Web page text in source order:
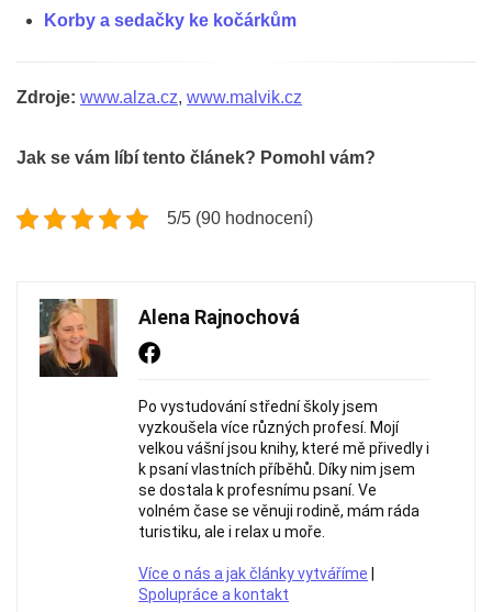
Korby a sedačky ke kočárkům
Zdroje: www.alza.cz, www.malvik.cz
Jak se vám líbí tento článek? Pomohl vám?
5/5 (90 hodnocení)
Alena Rajnochová
Po vystudování střední školy jsem
vyzkoušela více různých profesí. Mojí
velkou vášní jsou knihy, které mě přivedly i
k psaní vlastních příběhů. Díky nim jsem
se dostala k profesnímu psaní. Ve
volném čase se věnuji rodině, mám ráda
turistiku, ale i relax u moře.
Více o nás a jak články vytváříme
Spolupráce a kontakt